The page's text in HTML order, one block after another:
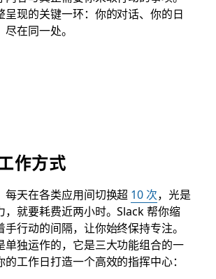
呈现的关键一环：你的对话、你的日
在同一处。
作方式
每天在各类应用间切换超 10 次，光是
，就要耗费近两小时。Slack 帮你缩
行动的间隔，让你始终保持专注。
单独运作的，它是三大功能组合的一
工作日打造一个高效的指挥中心：